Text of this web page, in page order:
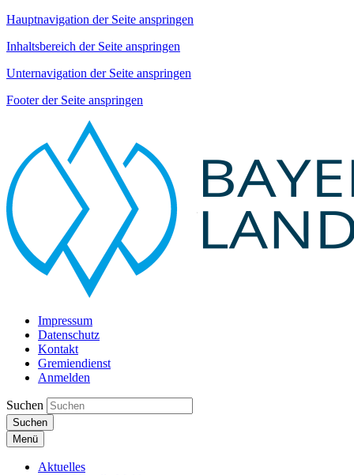
Hauptnavigation der Seite anspringen
Inhaltsbereich der Seite anspringen
Unternavigation der Seite anspringen
Footer der Seite anspringen
Impressum
Datenschutz
Kontakt
Gremiendienst
Anmelden
Suchen
Suchen
Menü
Aktuelles